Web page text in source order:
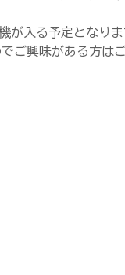
が入る予定となり
ご興味がある方は